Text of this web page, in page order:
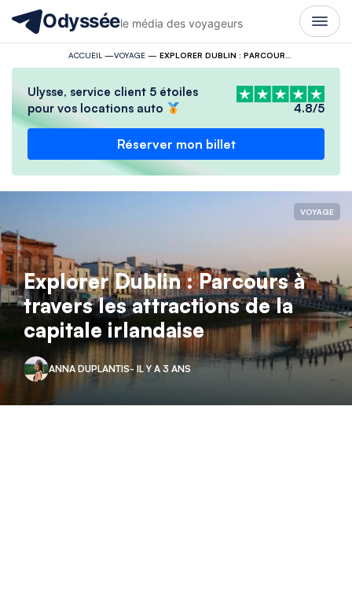
Odysséele média des voyageurs
ACCUEIL —VOYAGE—
Ulysse, service client 5 étoiles
pour vos locations auto
4.8/5
Réserver mon billet
VOYAGE
Explorer Dublin : Parcours à
travers les attractions de la
capitale irlandaise
ANNA DUPLANTIS- IL Y A 3 ANS